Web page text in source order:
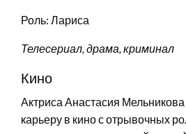
Роль: Лариса
Телесериал, драма, криминал
Кино
Актриса Анастасия
карьеру в кино с отрывочных